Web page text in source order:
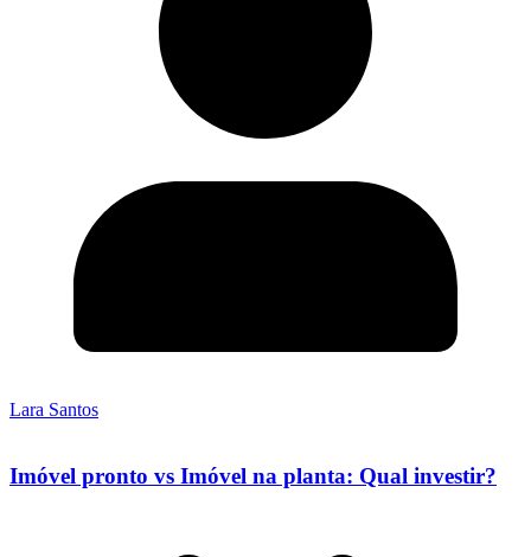
Lara Santos
Imóvel pronto vs Imóvel na planta: Qual investir?